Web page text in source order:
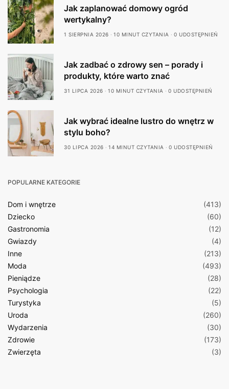
Jak zaplanować domowy ogród
wertykalny?
1 SIERPNIA 2026 10 MINUT CZYTANIA 0 UDOSTĘPNIEŃ
Jak zadbać o zdrowy sen – porady i
produkty, które warto znać
31 LIPCA 2026 10 MINUT CZYTANIA 0 UDOSTĘPNIEŃ
Jak wybrać idealne lustro do wnętrz w
stylu boho?
30 LIPCA 2026 14 MINUT CZYTANIA 0 UDOSTĘPNIEŃ
POPULARNE KATEGORIE
Dom i wnętrze
(413)
Dziecko
(60)
Gastronomia
(12)
Gwiazdy
(4)
Inne
(213)
Moda
(493)
Pieniądze
(28)
Psychologia
(22)
Turystyka
(5)
Uroda
(260)
Wydarzenia
(30)
Zdrowie
(173)
Zwierzęta
(3)